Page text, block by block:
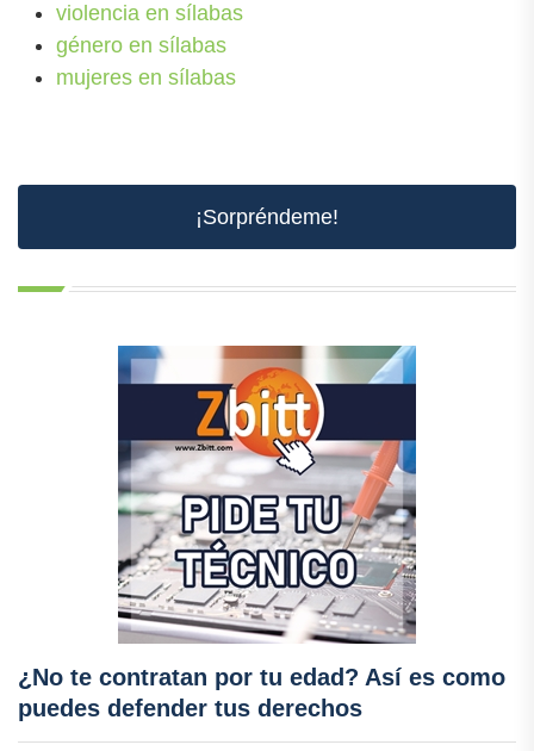
violencia en sílabas
género en sílabas
mujeres en sílabas
¡Sorpréndeme!
¿No te contratan por tu edad? Así es como
puedes defender tus derechos